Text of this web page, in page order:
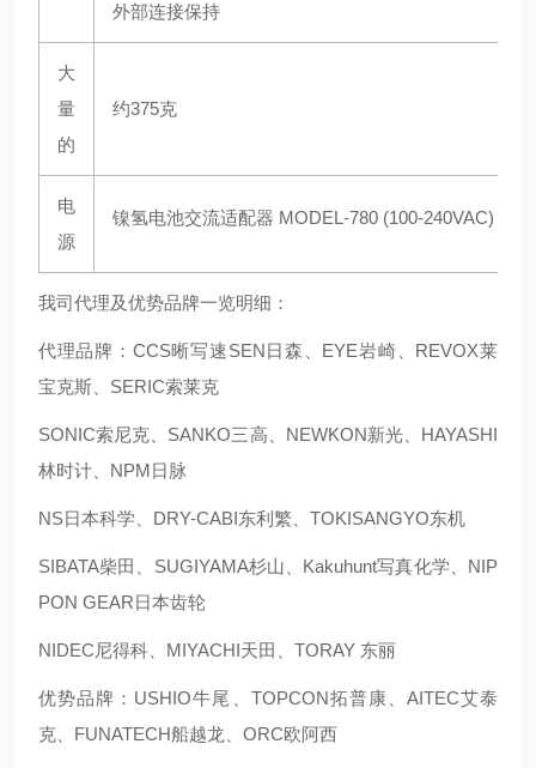
外部连接保持
大
量
的
约375克
电
源
镍氢电池交流适配器 MODEL-780 (100-240VAC)
我司代理及优势品牌一览明细：
代理品牌：CCS晰写速SEN日森、EYE岩崎、REVOX莱
宝克斯、SERIC索莱克
SONIC索尼克、SANKO三高、NEWKON新光、HAYASHI
林时计、NPM日脉
NS日本科学、DRY-CABI东利繁、TOKISANGYO东机
SIBATA柴田、SUGIYAMA杉山、Kakuhunt写真化学、NIP
PON GEAR日本齿轮
NIDEC尼得科、MIYACHI天田、TORAY 东丽
优势品牌：USHIO牛尾、TOPCON拓普康、AITEC艾泰
克、FUNATECH船越龙、ORC欧阿西